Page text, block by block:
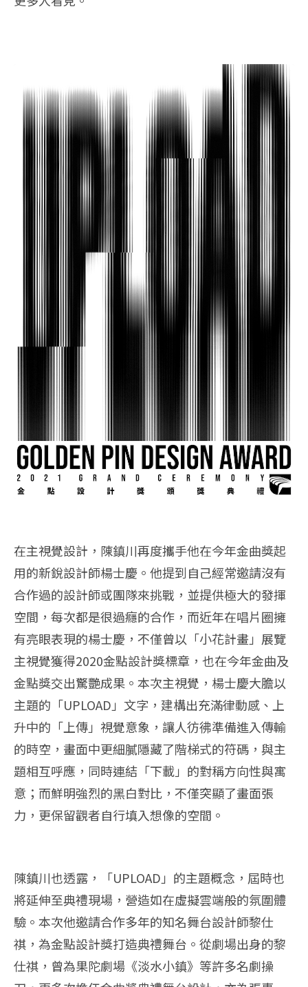
在主視覺設計，陳鎮川再度攜手他在今年金曲獎起
用的新銳設計師楊士慶。他提到自己經常邀請沒有
合作過的設計師或團隊來挑戰，並提供極大的發揮
空間，每次都是很過癮的合作，而近年在唱片圈擁
有亮眼表現的楊士慶，不僅曾以「小花計畫」展覽
主視覺獲得2020金點設計獎標章，也在今年金曲及
金點獎交出驚艷成果。本次主視覺，楊士慶大膽以
主題的「UPLOAD」文字，建構出充滿律動感、上
升中的「上傳」視覺意象，讓人彷彿準備進入傳輸
的時空，畫面中更細膩隱藏了階梯式的符碼，與主
題相互呼應，同時連結「下載」的對稱方向性與寓
意；而鮮明強烈的黑白對比，不僅突顯了畫面張
力，更保留觀者自行填入想像的空間。
陳鎮川也透露，「UPLOAD」的主題概念，屆時也
將延伸至典禮現場，營造如在虛擬雲端般的氛圍體
驗。本次他邀請合作多年的知名舞台設計師黎仕
祺，為金點設計獎打造典禮舞台。從劇場出身的黎
仕祺，曾為果陀劇場《淡水小鎮》等許多名劇操